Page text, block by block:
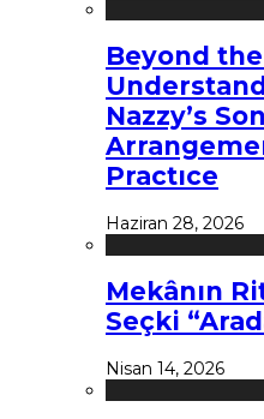
Beyond
Nazzy’s
Practıce
Haziran 28, 2026
Mekânın
Seçki
Nisan 14, 2026